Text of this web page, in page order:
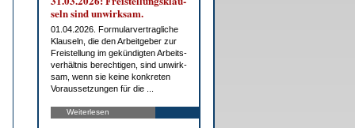
seln sind un­wirk­sam.
01.04.2026. For­mu­lar­ver­trag­li­che
Klau­seln, die den Ar­beit­ge­ber zur
Frei­stel­lung im ge­kün­dig­ten Ar­beits­
ver­hält­nis be­rech­ti­gen, sind un­wirk­
sam, wenn sie kei­ne kon­kre­ten
Vor­aus­set­zun­gen für die ...
Weiterlesen